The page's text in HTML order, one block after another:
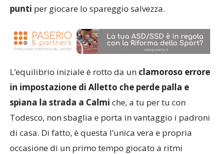
punti per giocare lo spareggio salvezza.
L’equilibrio iniziale è rotto da un clamoroso errore
in impostazione di Alletto che perde palla e
spiana la strada a Calmi che, a tu per tu con
Todesco, non sbaglia e porta in vantaggio i padroni
di casa. Di fatto, è questa l’unica vera e propria
occasione di un primo tempo giocato a ritmi